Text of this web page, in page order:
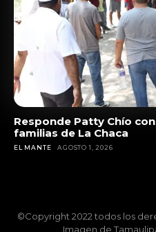
Responde Patty Chío
familias de La Chaca
EL MANTE AGOSTO 1, 2026
©Copyright 2022 todos los
Imagen de